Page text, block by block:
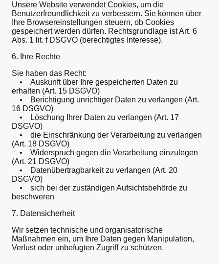
Unsere Website verwendet Cookies, um die
Benutzerfreundlichkeit zu verbessern. Sie können über
Ihre Browsereinstellungen steuern, ob Cookies
gespeichert werden dürfen. Rechtsgrundlage ist Art. 6
Abs. 1 lit. f DSGVO (berechtigtes Interesse).
6. Ihre Rechte
Sie haben das Recht:
• Auskunft über Ihre gespeicherten Daten zu
erhalten (Art. 15 DSGVO)
• Berichtigung unrichtiger Daten zu verlangen (Art.
16 DSGVO)
• Löschung Ihrer Daten zu verlangen (Art. 17
DSGVO)
• die Einschränkung der Verarbeitung zu verlangen
(Art. 18 DSGVO)
• Widerspruch gegen die Verarbeitung einzulegen
(Art. 21 DSGVO)
• Datenübertragbarkeit zu verlangen (Art. 20
DSGVO)
• sich bei der zuständigen Aufsichtsbehörde zu
beschweren
7. Datensicherheit
Wir setzen technische und organisatorische
Maßnahmen ein, um Ihre Daten gegen Manipulation,
Verlust oder unbefugten Zugriff zu schützen.